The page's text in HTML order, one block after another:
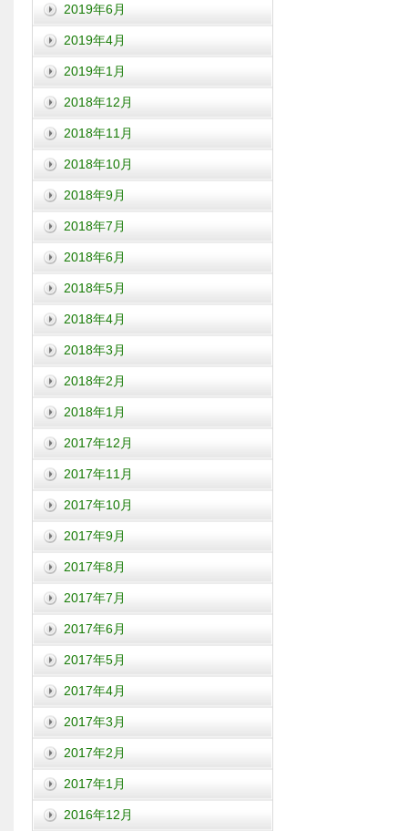
2019年6月
2019年4月
2019年1月
2018年12月
2018年11月
2018年10月
2018年9月
2018年7月
2018年6月
2018年5月
2018年4月
2018年3月
2018年2月
2018年1月
2017年12月
2017年11月
2017年10月
2017年9月
2017年8月
2017年7月
2017年6月
2017年5月
2017年4月
2017年3月
2017年2月
2017年1月
2016年12月